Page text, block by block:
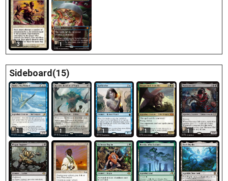
3 1
Sideboard(15)
1 1 1 1 1